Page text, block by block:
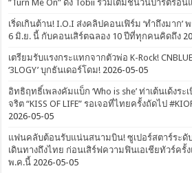
“Turn Me On” ดึง Tobii ร่วมเติมชนวนปาร์ตี้ร้อน
เริ่ดเกินต้าน! I.O.I ส่งคลิปคอนเฟิร์ม ‘ทำถึงมาก
6 มิ.ย. นี้ กับคอนเสิร์ตฉลอง 10 ปีที่ทุกคนคิดถึง
เตรียมรับแรงกระแทกจากตัวพ่อ K-Rock!
‘3LOGY’ บุกธันเดอร์โดม! 2026-05-05
อิทธิฤทธิ์เพลงคัมแบ็ก ‘Who is she’ ท่าเต้นเด้งร
จริต “KISS OF LIFE” รอเจอที่ไทยครั้งถัดไป
2026-05-05
แฟนคลับต้อนรับแน่นสนามบิน! ซูเปอร์สตาร์ระดับ
เดินทางถึงไทย ก่อนเสิร์ฟความฟินเอเชียทัวร์ครั้ง
พ.ค.นี้ 2026-05-05